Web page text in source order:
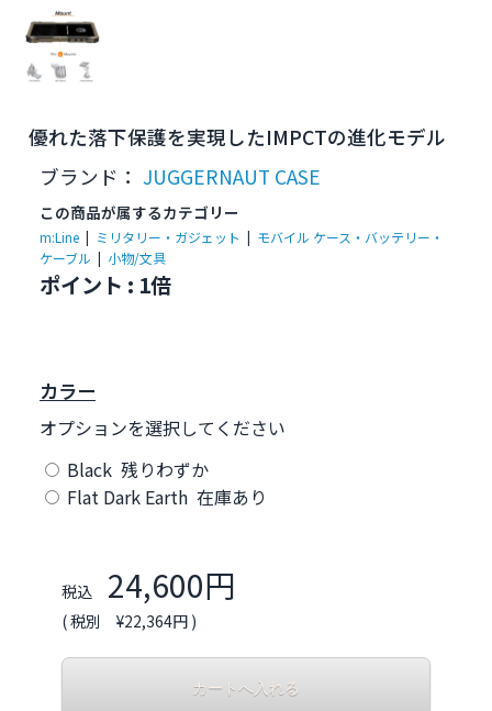
優れた落下保護を実現したIMPCTの進化モデル
ブランド： JUGGERNAUT CASE
この商品が属するカテゴリー
m:Line | ミリタリー・ガジェット | モバイル ケース・バッテリー・
ケーブル | 小物/文具
ポイント : 1倍
カラー
オプションを選択してください
Black 残りわずか
Flat Dark Earth 在庫あり
税込 24,600円
( 税別 ¥22,364円 )